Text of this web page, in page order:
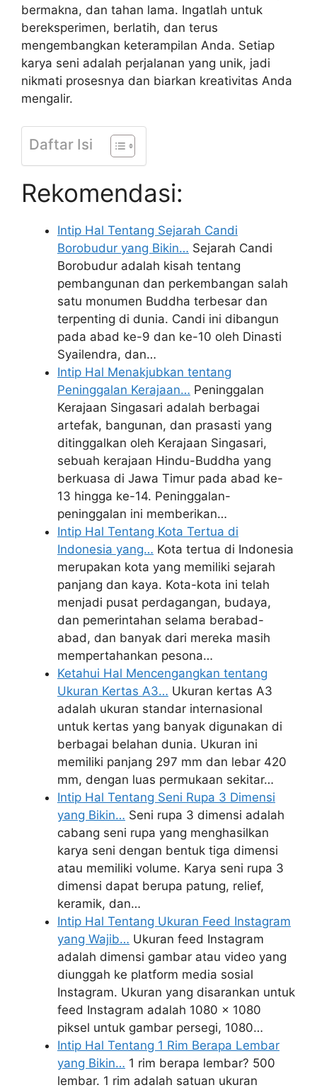
bermakna, dan tahan lama. Ingatlah untuk
bereksperimen, berlatih, dan terus
mengembangkan keterampilan Anda. Setiap
karya seni adalah perjalanan yang unik, jadi
nikmati prosesnya dan biarkan kreativitas Anda
mengalir.
Daftar Isi
Rekomendasi:
Intip Hal Tentang Sejarah Candi
Borobudur yang Bikin… Sejarah Candi
Borobudur adalah kisah tentang
pembangunan dan perkembangan salah
satu monumen Buddha terbesar dan
terpenting di dunia. Candi ini dibangun
pada abad ke-9 dan ke-10 oleh Dinasti
Syailendra, dan…
Intip Hal Menakjubkan tentang
Peninggalan Kerajaan… Peninggalan
Kerajaan Singasari adalah berbagai
artefak, bangunan, dan prasasti yang
ditinggalkan oleh Kerajaan Singasari,
sebuah kerajaan Hindu-Buddha yang
berkuasa di Jawa Timur pada abad ke-
13 hingga ke-14. Peninggalan-
peninggalan ini memberikan…
Intip Hal Tentang Kota Tertua di
Indonesia yang… Kota tertua di Indonesia
merupakan kota yang memiliki sejarah
panjang dan kaya. Kota-kota ini telah
menjadi pusat perdagangan, budaya,
dan pemerintahan selama berabad-
abad, dan banyak dari mereka masih
mempertahankan pesona…
Ketahui Hal Mencengangkan tentang
Ukuran Kertas A3… Ukuran kertas A3
adalah ukuran standar internasional
untuk kertas yang banyak digunakan di
berbagai belahan dunia. Ukuran ini
memiliki panjang 297 mm dan lebar 420
mm, dengan luas permukaan sekitar…
Intip Hal Tentang Seni Rupa 3 Dimensi
yang Bikin… Seni rupa 3 dimensi adalah
cabang seni rupa yang menghasilkan
karya seni dengan bentuk tiga dimensi
atau memiliki volume. Karya seni rupa 3
dimensi dapat berupa patung, relief,
keramik, dan…
Intip Hal Tentang Ukuran Feed Instagram
yang Wajib… Ukuran feed Instagram
adalah dimensi gambar atau video yang
diunggah ke platform media sosial
Instagram. Ukuran yang disarankan untuk
feed Instagram adalah 1080 x 1080
piksel untuk gambar persegi, 1080…
Intip Hal Tentang 1 Rim Berapa Lembar
yang Bikin… 1 rim berapa lembar? 500
lembar. 1 rim adalah satuan ukuran